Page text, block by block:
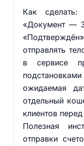
Как
«Документ —
отправлять
в сервисе
ожидаемая
отдельный
клиентов
Полезная
отправки